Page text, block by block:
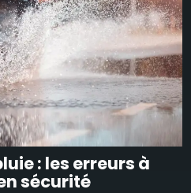
: les erreurs à
sécurité